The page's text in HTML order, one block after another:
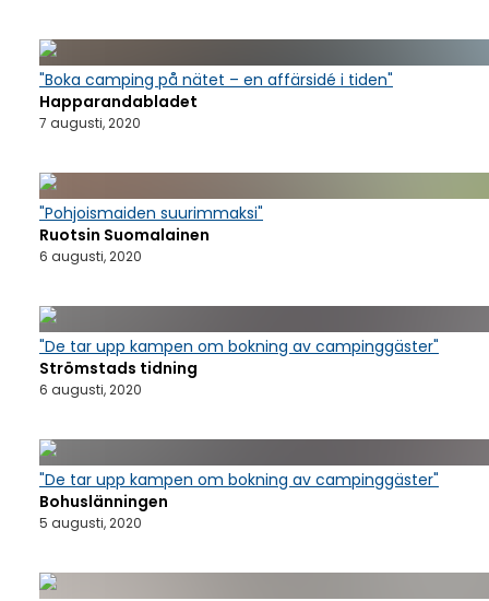
"Boka camping på nätet – en affärsidé i tiden"
Happarandabladet
7 augusti, 2020
"Pohjoismaiden suurimmaksi"
Ruotsin Suomalainen
6 augusti, 2020
"De tar upp kampen om bokning av campinggäster"
Strömstads tidning
6 augusti, 2020
"De tar upp kampen om bokning av campinggäster"
Bohuslänningen
5 augusti, 2020